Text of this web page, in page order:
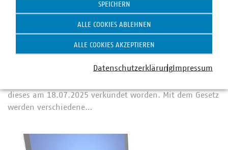
Steuergesetzgebung
Steuerliches Investitionssofortprogramm
steuerliches Investitionssofortprogramm zur Stärkung des
dieses am 18.07.2025 verkündet worden. Mit dem Gesetz
werden verschiedene…
SPEICHERN
ALLE COOKIES ABLEHNEN
ALLE COOKIES AKZEPTIEREN
DatenschutzerklärungImpressum